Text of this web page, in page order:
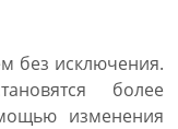
без исключения.
более
изменения